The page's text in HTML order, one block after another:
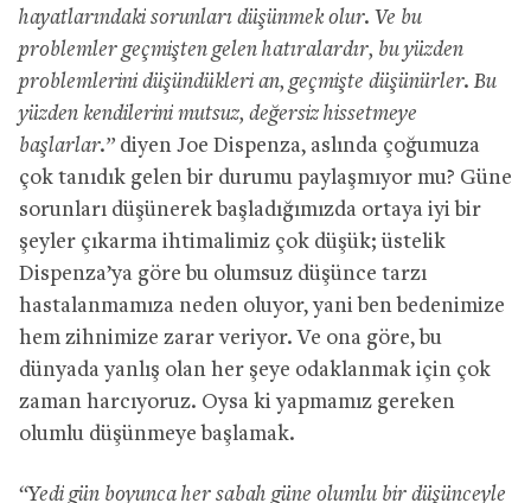
hayatlarındaki sorunları düşünmek olur. Ve bu
problemler geçmişten gelen hatıralardır, bu yüzden
problemlerini düşündükleri an, geçmişte düşünürler. Bu
yüzden kendilerini mutsuz, değersiz hissetmeye
başlarlar.” diyen Joe Dispenza, aslında çoğumuza
çok tanıdık gelen bir durumu paylaşmıyor mu? Güne
sorunları düşünerek başladığımızda ortaya iyi bir
şeyler çıkarma ihtimalimiz çok düşük; üstelik
Dispenza’ya göre bu olumsuz düşünce tarzı
hastalanmamıza neden oluyor, yani ben bedenimize
hem zihnimize zarar veriyor. Ve ona göre, bu
dünyada yanlış olan her şeye odaklanmak için çok
zaman harcıyoruz. Oysa ki yapmamız gereken
olumlu düşünmeye başlamak.
“Yedi gün boyunca her sabah güne olumlu bir düşünceyle